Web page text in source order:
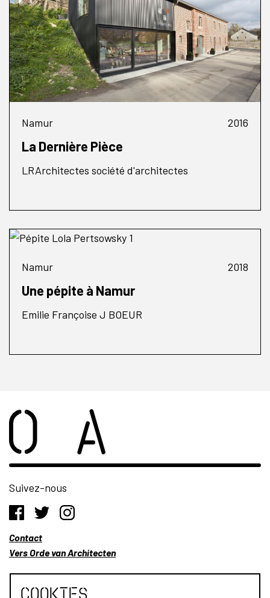
Namur 2016
La Dernière Pièce
LRArchitectes société d'architectes
Namur 2018
Une pépite à Namur
Emilie Françoise J BOEUR
Suivez-nous
Contact
Vers Orde van Architecten
Cookies